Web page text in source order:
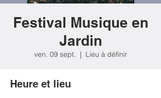
Festival Musique en
Jardin
ven. 09 sept.
  |
Lieu à définir
Heure et lieu